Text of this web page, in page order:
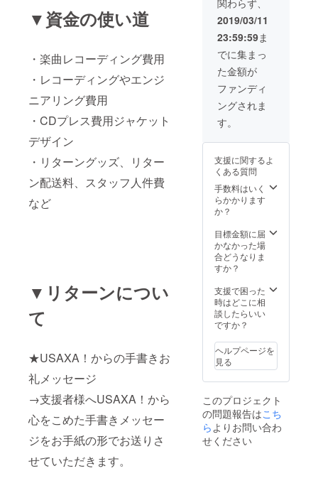
▼資金の使い道
・楽曲レコーディング費用
・レコーディングやエンジ
ニアリング費用
・CDプレス費用ジャケット
デザイン
・リターングッズ、リター
ン配送料、スタッフ人件費
など
▼リターンについ
て
★USAXA！からの手書きお
礼メッセージ
→支援者様へUSAXA！から
心をこめた手書きメッセー
ジをお手紙の形でお送りさ
せていただきます。
オル
★USA
作りサ
イリウ
ム ★リ
サたん
＆セリ
カ振付
講座動
ファン
ディン
グ限定
缶バッ
チ２個
んが、
スイパ
ラで全
種類制
覇して
みた動
画 ★ク
ラウド
ファン
ディン
★USA
XA！手
作りマ
グカッ
プ
★USA
書き
メッ
セージ
ドファ
ンディ
ング限
定缶
２個
クラウドファン
ディング限定オ
ツ ★クラウド
ファンディング
限定オリジナル
タオル
★USAXA！手作
りサイリウム ★
リサたんが、ス
イパラで全種類
制覇してみた動
画 ★あなただけ
のオリジナル曲
プレゼント（ク
ラウドファン
ディング終了
後、曲のご希望
をリスニング
ます） ★クラウ
ドファンディン
グ限定缶バッチ
２個
2019/03/11
23:59:59ま
でに集まっ
た金額が
ファンディ
ングされま
す。
支援に関するよ
くある質問
手数料はいく
らかかります
か？
目標金額に届
かなかった場
合どうなりま
すか？
支援で困った
時はどこに相
談したらいい
ですか？
ヘルプページを
見る
このプロジェクト
の問題報告はこち
ら よりお問い合わ
せください